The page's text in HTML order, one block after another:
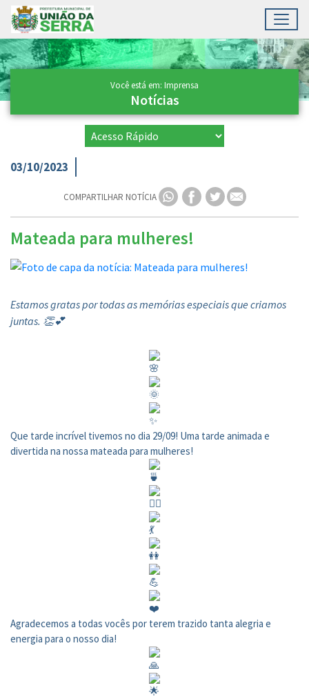
Ir para conteúdo principal
Conteúdo Principal
Você está em: Imprensa
Notícias
03/10/2023
COMPARTILHAR NOTÍCIA
Mateada para mulheres!
Estamos gratas por todas as memórias especiais que criamos
juntas. 👏💕
Que tarde incrível tivemos no dia 29/09! Uma tarde animada e
divertida na nossa mateada para mulheres!
Agradecemos a todas vocês por terem trazido tanta alegria e
energia para o nosso dia!